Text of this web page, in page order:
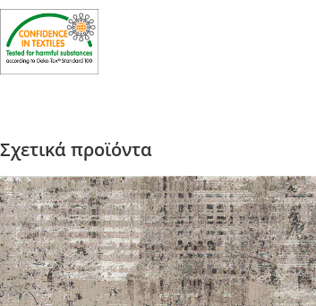
Σχετικά προϊόντα